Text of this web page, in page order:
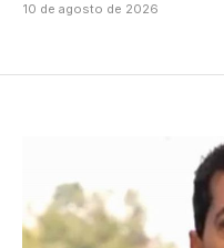
10 de agosto de 2026